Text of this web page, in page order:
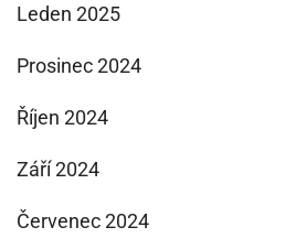
Leden 2025
Prosinec 2024
Říjen 2024
Září 2024
Červenec 2024